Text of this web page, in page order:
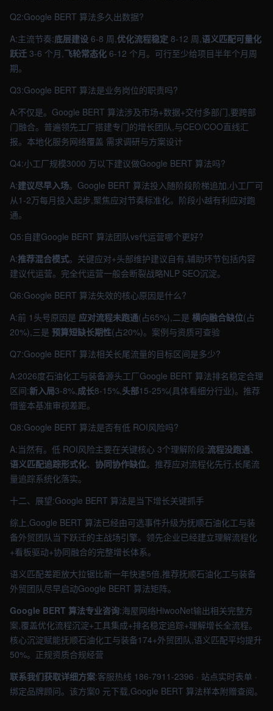
Q2:Google BERT 算法多久出数据?
A:主流节奏:底层建设 6-8 周,优化流程稳定 8-12 周,语义匹配可量化
跃迁 3-6 个月,飞轮常态化 6-12 个月。可行至少给项目半年个月周
期。
Q3:Google BERT 算法是业务岗位的职责吗?
A:不仅是。Google BERT 算法涉及市场+数据+交付多部门,要跨部
门融合。普遍领先工厂搭建专门的增长团队,与CEO/COO直线汇
报。本地化服务网络覆盖 需求调研与方案设计
Q4:小工厂规模3000 万以下建议做Google BERT 算法吗?
A:建议尽早入场。Google BERT 算法投入随阶段阶梯追加,小工厂可
从1-2万每月投入起步,聚焦应对节奏标准化。阶段小越有利应对跑
通。
Q5:自建Google BERT 算法团队vs代运营哪个更好?
A:推荐混合模式。关键应对+头部维护建议自有,辅助环节包括内容
建议代运营。完全代运营一般会断裂战略NLP SEO沉淀。
Q6:Google BERT 算法失效的核心原因是什么?
A:前 1头号原因是 应对流程未跑通(占65%),二是 横向融合缺位(占
20%),三是 预算短缺长期性(占20%)。案例与资质可查验
Q7:Google BERT 算法相关长尾流量的目标区间是多少?
A:2026度石油化工与装备源头工厂Google BERT 算法排名稳定合理
区间:新入局3-8%,成长8-15%,头部15-25%(具体看细分行业)。推荐
借鉴本基准审视差距。
Q8:Google BERT 算法是否有低 ROI风险吗?
A:当然有。低 ROI风险主要在关键核心 3个理解阶段:流程没跑通、
语义匹配追踪形式化、 协同协作缺位。推荐应对流程化先行,长尾流
量追踪系统化落实。
十二、展望:Google BERT 算法是当下增长关键抓手
综上,Google BERT 算法已经由可选事件升级为抚顺石油化工与装
备外贸团队当下跃迁的主战场引擎。领先企业已经建立理解流程化
+看板驱动+协同融合的完整增长体系。
语义匹配差距放大拉锯比新一年快速5倍,推荐抚顺石油化工与装备
外贸团队尽早启动Google BERT 算法矩阵。
Google BERT 算法专业咨询:海屋网络HiwooNet输出相关完整方
案,覆盖优化流程沉淀+工具集成+排名稳定追踪+理解增长全流程。
核心沉淀赋能抚顺石油化工与装备174+外贸团队,语义匹配平均提升
50%。正规资质合规经营
联系我们获取详细方案:客服热线 186-7911-2396 · 站点实时表单 ·
绑定品牌顾问。该方案0 元下载,Google BERT 算法样本附赠查阅。